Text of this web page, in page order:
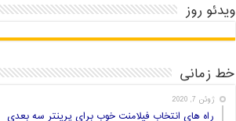
ویدئو روز
خط زمانی
ژوئن 7, 2020
راه های انتخاب فیلامنت خوب برای پرینتر سه بعدی